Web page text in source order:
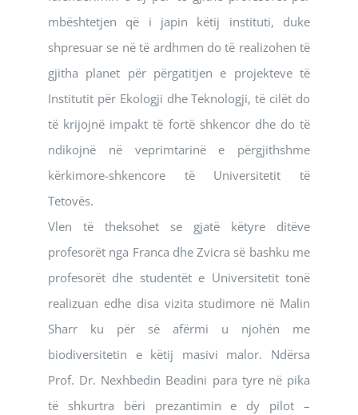
mbështetjen që i japin këtij instituti, duke
shpresuar se në të ardhmen do të realizohen të
gjitha planet për përgatitjen e projekteve të
Institutit për Ekologji dhe Teknologji, të cilët do
të krijojnë impakt të fortë shkencor dhe do të
ndikojnë në veprimtarinë e përgjithshme
kërkimore-shkencore të Universitetit të
Tetovës.
Vlen të theksohet se gjatë këtyre ditëve
profesorët nga Franca dhe Zvicra së bashku me
profesorët dhe studentët e Universitetit tonë
realizuan edhe disa vizita studimore në Malin
Sharr ku për së afërmi u njohën me
biodiversitetin e këtij masivi malor. Ndërsa
Prof. Dr. Nexhbedin Beadini para tyre në pika
të shkurtra bëri prezantimin e dy pilot –